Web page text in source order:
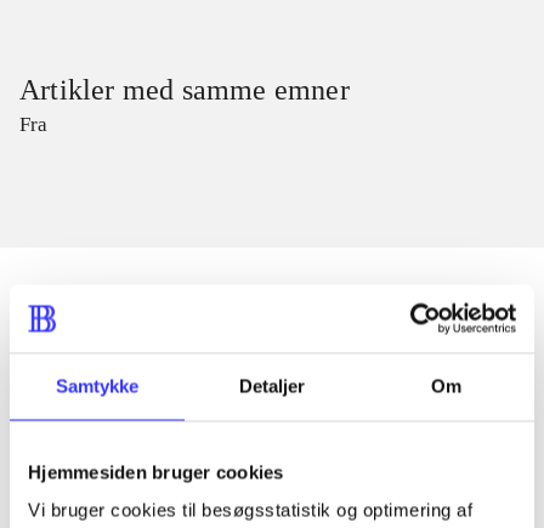
Samtykke Detaljer Om
Hjemmesiden bruger cookies
Vi bruger cookies til besøgsstatistik og optimering af
Artikler med samme emner
Fra
Alle registrerede artikler fordelt på udgivelser
...